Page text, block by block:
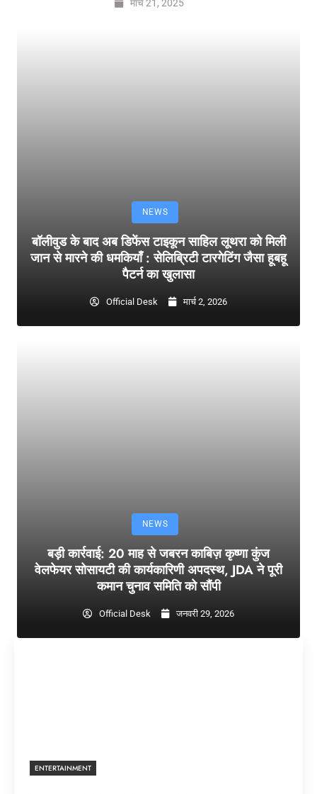
मार्च 21, 2025
NEWS
बॉलीवुड के बाद अब डिफेंस टाइकून साहिल लूथरा को मिली
जान से मारने की धमकियाँ : सेलिब्रिटी टारगेटिंग जैसा हूबहू
पैटर्न का खुलासा
Official Desk मार्च 2, 2026
NEWS
बड़ी कार्रवाई: 20 माह से जबरन काबिज़ कृष्णा कुंज
वेलफेयर सोसायटी की कार्यकारिणी अपदस्थ, JDA ने पूरी
कमान चुनाव समिति को सौंपी
Official Desk जनवरी 29, 2026
ENTERTAINMENT